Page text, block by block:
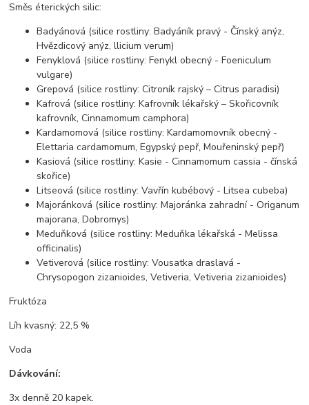
Směs éterických silic:
Badyánová (silice rostliny: Badyáník pravý - Čínský anýz,
Hvězdicový anýz, llicium verum)
Fenyklová (silice rostliny: Fenykl obecný - Foeniculum
vulgare)
Grepová (silice rostliny: Citroník rajský – Citrus paradisi)
Kafrová (silice rostliny: Kafrovník lékařský – Skořicovník
kafrovník, Cinnamomum camphora)
Kardamomová (silice rostliny: Kardamomovník obecný -
Elettaria cardamomum, Egypský pepř, Mouřeninský pepř)
Kasiová (silice rostliny: Kasie - Cinnamomum cassia - čínská
skořice)
Litseová (silice rostliny: Vavřín kubébový - Litsea cubeba)
Majoránková (silice rostliny: Majoránka zahradní - Origanum
majorana, Dobromys)
Meduňková (silice rostliny: Meduňka lékařská - Melissa
officinalis)
Vetiverová (silice rostliny: Vousatka draslavá -
Chrysopogon zizanioides, Vetiveria, Vetiveria zizanioides)
Fruktóza
Líh kvasný: 22,5 %
Voda
Dávkování:
3x denně 20 kapek.